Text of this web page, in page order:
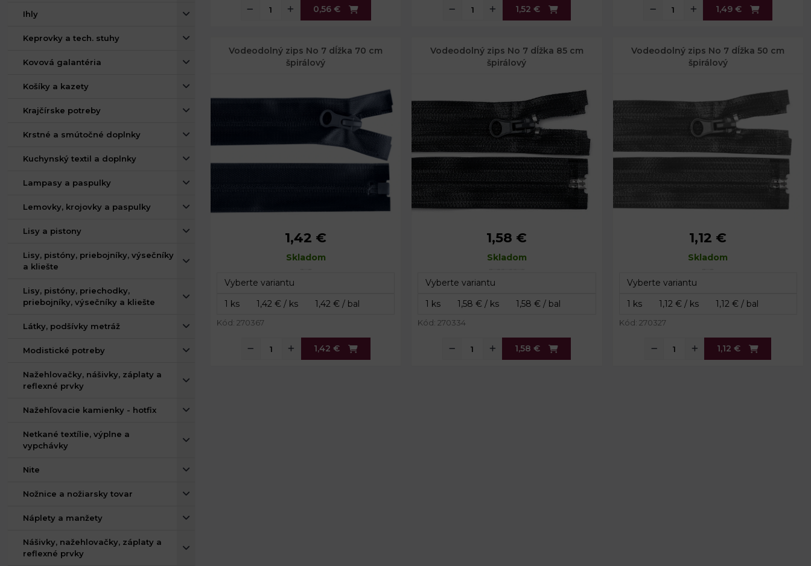
Ihly
Keprovky a tech. stuhy
Kovová galantéria
Košíky a kazety
Krajčírske potreby
Krstné a smútočné doplnky
Kuchynský textil a doplnky
Lampasy a paspulky
Lemovky, krojovky a paspulky
Lisy a pistony
Lisy, pistóny, priebojníky, výsečníky
a kliešte
Lisy, pistóny, priechodky,
priebojníky, výsečníky a kliešte
Látky, podšívky metráž
Modistické potreby
Nažehlovačky, nášivky, záplaty a
reflexné prvky
Nažehľovacie kamienky - hotfix
Netkané textílie, výplne a
vypchávky
Nite
Nožnice a nožiarsky tovar
Náplety a manžety
Nášivky, nažehlovačky, záplaty a
reflexné prvky
0,56 € 1,52 € 1,49 €
Vodeodolný zips No 7 dĺžka 70 cm
špirálový
Celková šírka zipsu:1,42 €
Skladom
Kód: 270367
1,42 €
Vodeodolný zips No 7 dĺžka 85 cm
špirálový
Celková šírka zipsu:1,58 €
Skladom
Kód: 270334
1,58 €
Vodeodolný zips No 7 dĺžka 50 cm
špirálový
Celková šírka zipsu:1,12 €
Skladom
Kód: 270327
1,12 €